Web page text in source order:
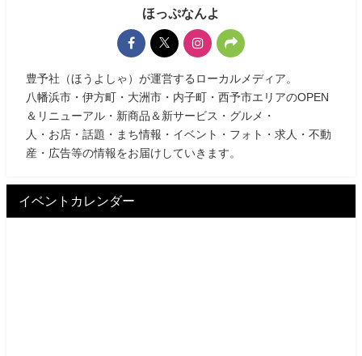
ほっぷなんよ
豊予社（ほうよしゃ）が運営するローカルメディア。
八幡浜市・伊方町・大洲市・内子町・西予市エリアのOPEN
＆リニューアル・新商品＆新サービス・グルメ・
人・お店・話題・まち情報・イベント・フォト・求人・不動
産・広告等の情報をお届けしていきます。
イベントカレンダー